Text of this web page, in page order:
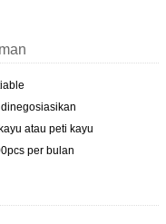
atau peti kayu
per bulan